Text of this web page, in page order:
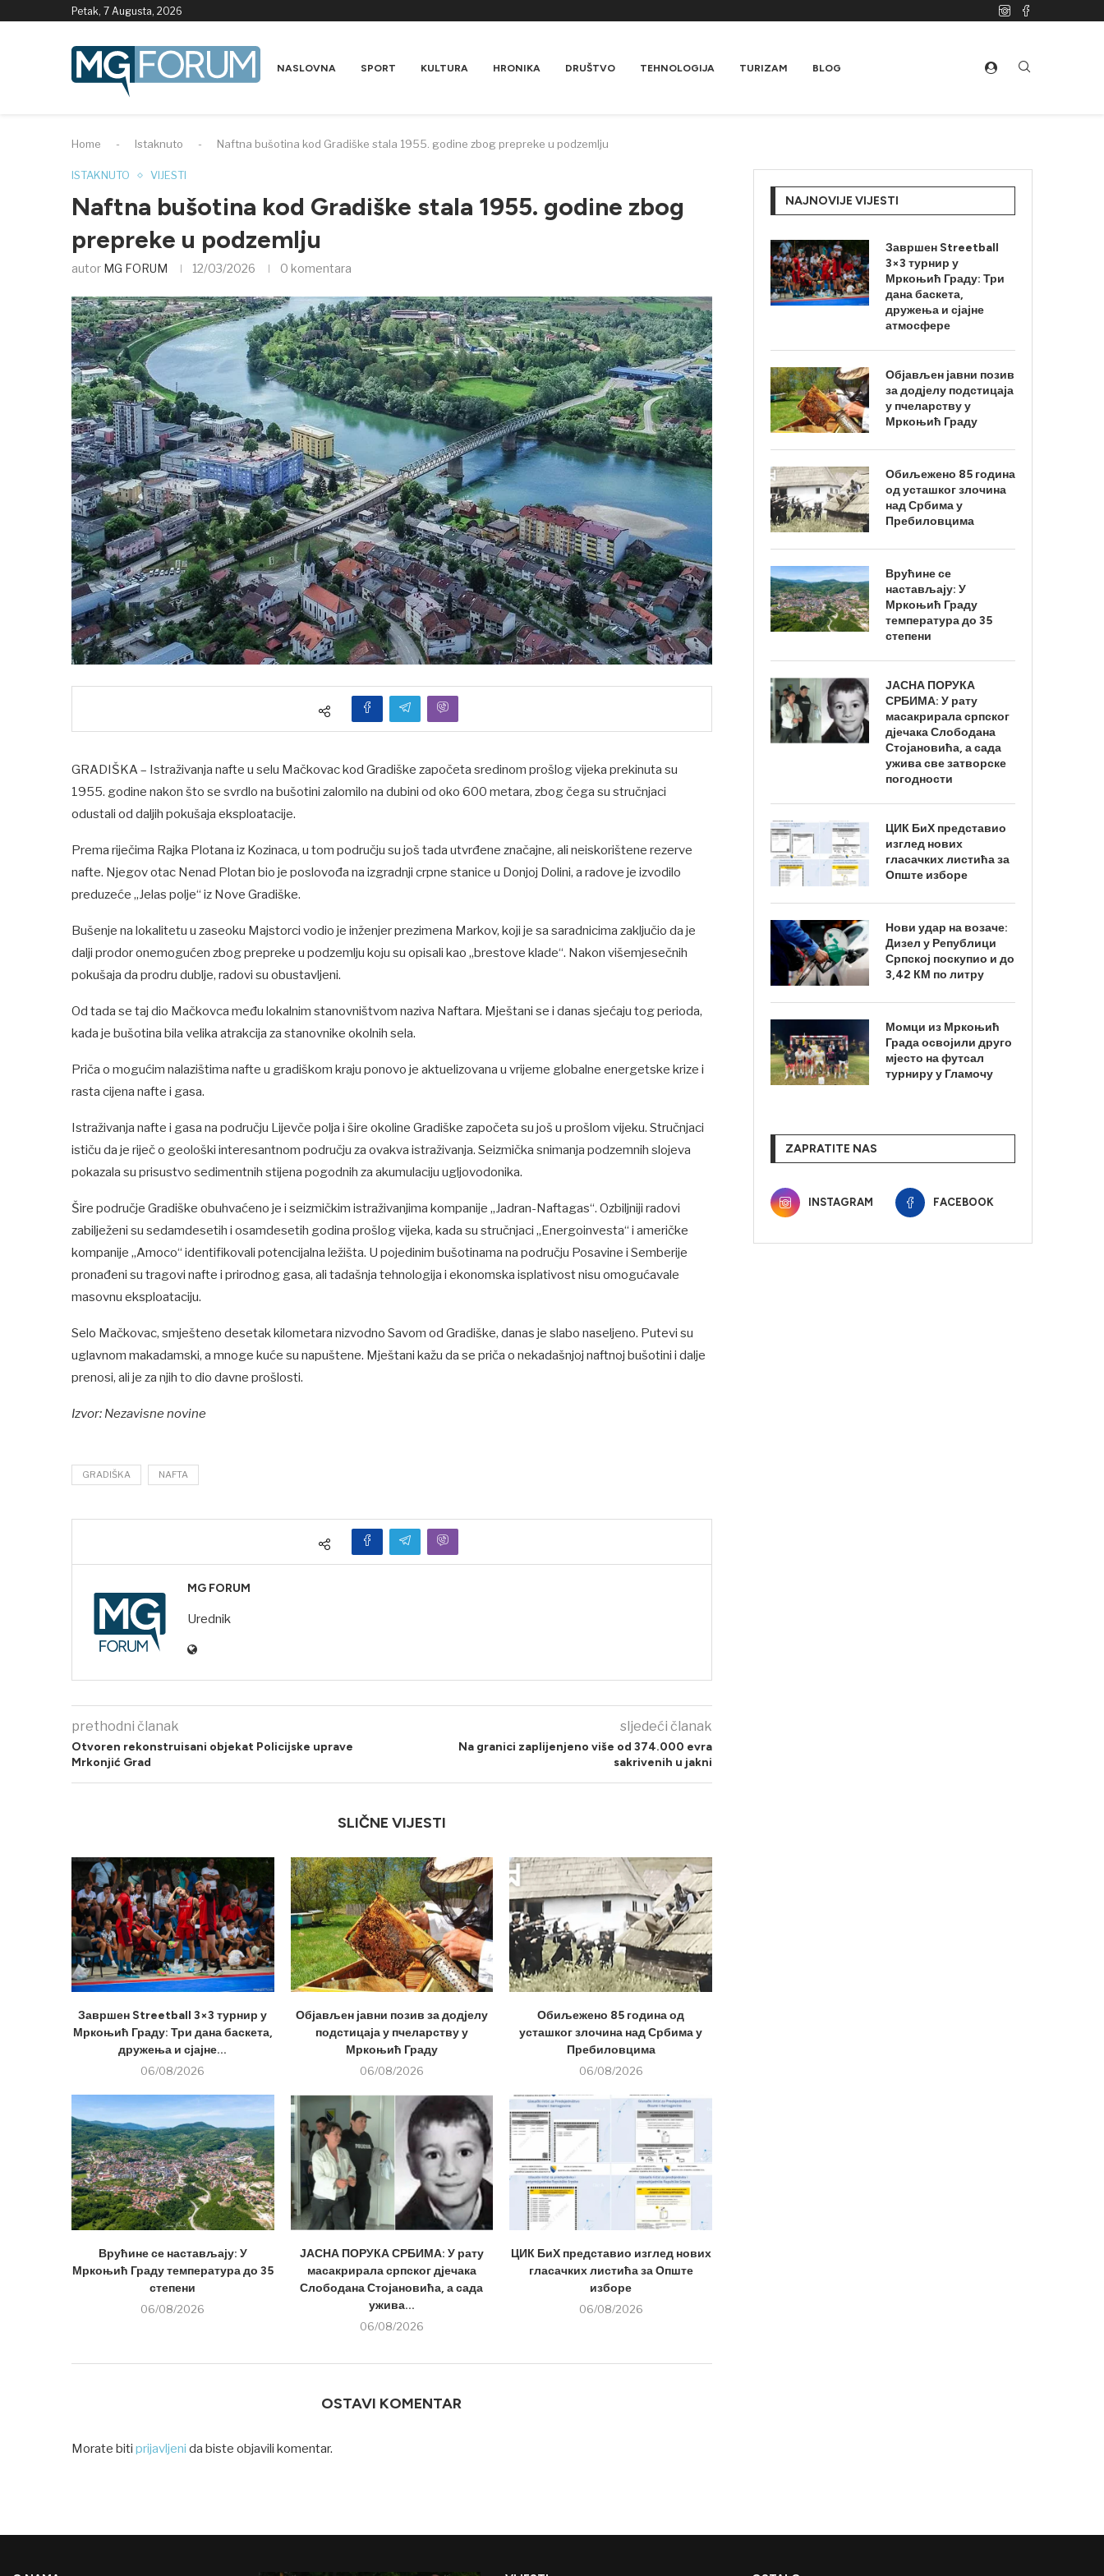
Petak, 7 Augusta, 2026
NASLOVNA SPORT KULTURA HRONIKA DRUŠTVO TEHNOLOGIJA TURIZAM BLOG
Home - Istaknuto - Naftna bušotina kod Gradiške stala 1955. godine zbog prepreke u podzemlju
ISTAKNUTO VIJESTI
Naftna bušotina kod Gradiške stala 1955. godine zbog
prepreke u podzemlju
autor MG FORUM 12/03/2026 0 komentara
GRADIŠKA – Istraživanja nafte u selu Mačkovac kod Gradiške započeta sredinom prošlog vijeka prekinuta su
1955. godine nakon što se svrdlo na bušotini zalomilo na dubini od oko 600 metara, zbog čega su stručnjaci
odustali od daljih pokušaja eksploatacije.
Prema riječima Rajka Plotana iz Kozinaca, u tom području su još tada utvrđene značajne, ali neiskorištene rezerve
nafte. Njegov otac Nenad Plotan bio je poslovođa na izgradnji crpne stanice u Donjoj Dolini, a radove je izvodilo
preduzeće „Jelas polje“ iz Nove Gradiške.
Bušenje na lokalitetu u zaseoku Majstorci vodio je inženjer prezimena Markov, koji je sa saradnicima zaključio da je
dalji prodor onemogućen zbog prepreke u podzemlju koju su opisali kao „brestove klade“. Nakon višemjesečnih
pokušaja da prodru dublje, radovi su obustavljeni.
Od tada se taj dio Mačkovca među lokalnim stanovništvom naziva Naftara. Mještani se i danas sjećaju tog perioda,
kada je bušotina bila velika atrakcija za stanovnike okolnih sela.
Priča o mogućim nalazištima nafte u gradiškom kraju ponovo je aktuelizovana u vrijeme globalne energetske krize i
rasta cijena nafte i gasa.
Istraživanja nafte i gasa na području Lijevče polja i šire okoline Gradiške započeta su još u prošlom vijeku. Stručnjaci
ističu da je riječ o geološki interesantnom području za ovakva istraživanja. Seizmička snimanja podzemnih slojeva
pokazala su prisustvo sedimentnih stijena pogodnih za akumulaciju ugljovodonika.
Šire područje Gradiške obuhvaćeno je i seizmičkim istraživanjima kompanije „Jadran-Naftagas“. Ozbiljniji radovi
zabilježeni su sedamdesetih i osamdesetih godina prošlog vijeka, kada su stručnjaci „Energoinvesta“ i američke
kompanije „Amoco“ identifikovali potencijalna ležišta. U pojedinim bušotinama na području Posavine i Semberije
pronađeni su tragovi nafte i prirodnog gasa, ali tadašnja tehnologija i ekonomska isplativost nisu omogućavale
masovnu eksploataciju.
Selo Mačkovac, smješteno desetak kilometara nizvodno Savom od Gradiške, danas je slabo naseljeno. Putevi su
uglavnom makadamski, a mnoge kuće su napuštene. Mještani kažu da se priča o nekadašnjoj naftnoj bušotini i dalje
prenosi, ali je za njih to dio davne prošlosti.
Izvor: Nezavisne novine
GRADIŠKA NAFTA
MG FORUM
Urednik
prethodni članak
Otvoren rekonstruisani objekat Policijske uprave
Mrkonjić Grad
sljedeći članak
Na granici zaplijenjeno više od 374.000 evra
sakrivenih u jakni
SLIČNE VIJESTI
Завршен Streetball 3×3 турнир у
Мркоњић Граду: Три дана баскета,
дружења и сјајне...
06/08/2026
Објављен јавни позив за додјелу
подстицаја у пчеларству у
Мркоњић Граду
06/08/2026
Обиљежено 85 година од
усташког злочина над Србима у
Пребиловцима
06/08/2026
Врућине се настављају: У
Мркоњић Граду температура до 35
степени
06/08/2026
ЈАСНА ПОРУКА СРБИМА: У рату
масакрирала српског дјечака
Слободана Стојановића, а сада
ужива...
06/08/2026
ЦИК БиХ представио изглед нових
гласачких листића за Опште
изборе
06/08/2026
OSTAVI KOMENTAR
Morate biti prijavljeni da biste objavili komentar.
NAJNOVIJE VIJESTI
Завршен Streetball
3×3 турнир у
Мркоњић Граду: Три
дана баскета,
дружења и сјајне
атмосфере
Објављен јавни позив
за додјелу подстицаја
у пчеларству у
Мркоњић Граду
Обиљежено 85 година
од усташког злочина
над Србима у
Пребиловцима
Врућине се
настављају: У
Мркоњић Граду
температура до 35
степени
ЈАСНА ПОРУКА
СРБИМА: У рату
масакрирала српског
дјечака Слободана
Стојановића, а сада
ужива све затворске
погодности
ЦИК БиХ представио
изглед нових
гласачких листића за
Опште изборе
Нови удар на возаче:
Дизел у Републици
Српској поскупио и до
3,42 КМ по литру
Момци из Мркоњић
Града освојили друго
мјесто на футсал
турниру у Гламочу
ZAPRATITE NAS
INSTAGRAM FACEBOOK